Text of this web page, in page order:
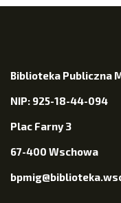
Biblioteka Publiczna
NIP: 925-18-44-094
Plac Farny 3
67-400 Wschowa